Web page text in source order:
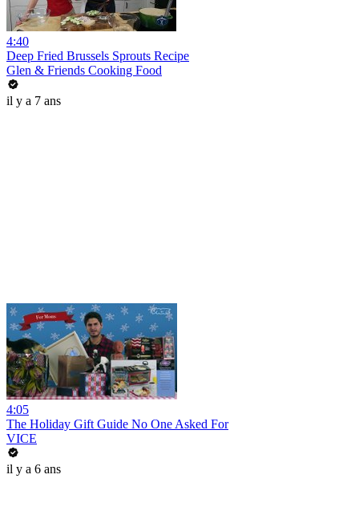
4:40
Deep Fried Brussels Sprouts Recipe
Glen & Friends Cooking Food
il y a 7 ans
4:05
The Holiday Gift Guide No One Asked For
VICE
il y a 6 ans